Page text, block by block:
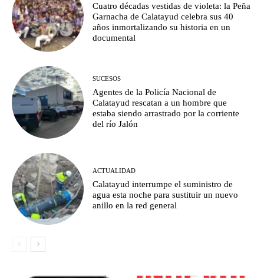
Cuatro décadas vestidas de violeta: la Peña
Garnacha de Calatayud celebra sus 40
años inmortalizando su historia en un
documental
SUCESOS
Agentes de la Policía Nacional de
Calatayud rescatan a un hombre que
estaba siendo arrastrado por la corriente
del río Jalón
ACTUALIDAD
Calatayud interrumpe el suministro de
agua esta noche para sustituir un nuevo
anillo en la red general